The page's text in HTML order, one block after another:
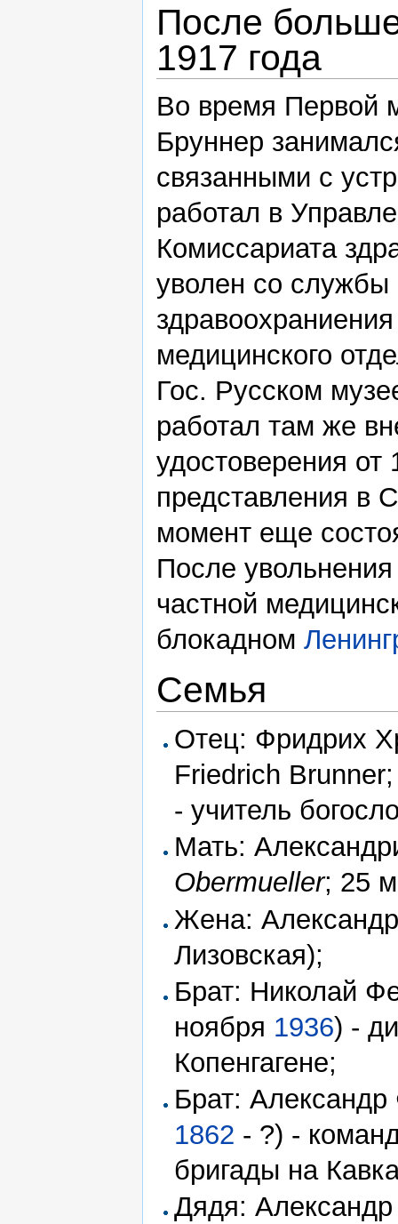
После
1917 года
Во время Первой
Бруннер
связанными с
работал в
Комиссариата
уволен со службы
медицинского
Гос. Русском
работал там же
удостоверения
представления в
момент еще
После
частной
блокадном
Семья
Отец: Фридрих
Friedrich
- учитель
Мать:
Obermueller; 25
Жена:
Лизовская);
Брат: Николай
ноября 1936) -
Копенгагене;
Брат: Александр
1862 - ?) -
бригады на
Дядя: